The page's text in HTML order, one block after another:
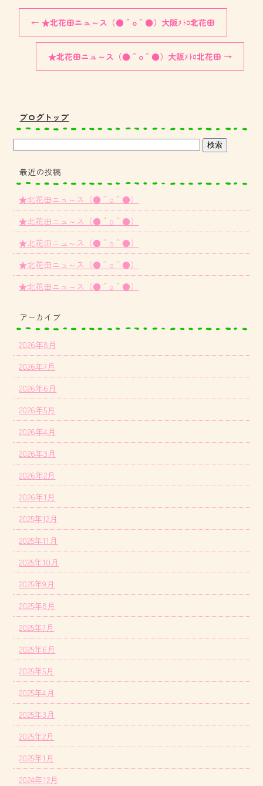
← ★北花田ニュ～ス（●＾o＾●）大阪ﾒﾄﾛ北花田
★北花田ニュ～ス（●＾o＾●）大阪ﾒﾄﾛ北花田 →
ブログトップ
最近の投稿
★北花田ニュ～ス（●＾o＾●）
★北花田ニュ～ス（●＾o＾●）
★北花田ニュ～ス（●＾o＾●）
★北花田ニュ～ス（●＾o＾●）
★北花田ニュ～ス（●＾o＾●）
アーカイブ
2026年8月
2026年7月
2026年6月
2026年5月
2026年4月
2026年3月
2026年2月
2026年1月
2025年12月
2025年11月
2025年10月
2025年9月
2025年8月
2025年7月
2025年6月
2025年5月
2025年4月
2025年3月
2025年2月
2025年1月
2024年12月